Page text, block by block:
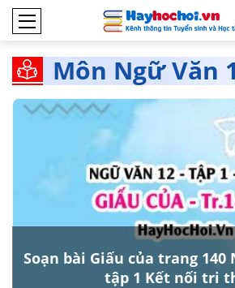
Môn Ngữ Văn
Soạn bài Giấu của trang 140
tập 1 Kết nối tri